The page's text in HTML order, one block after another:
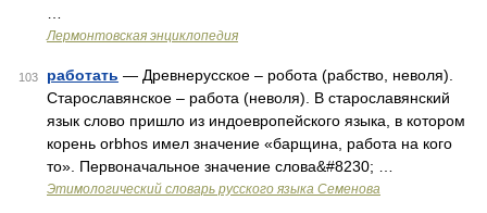
Лермонтовская энциклопедия
103 работать — Древнерусское – робота (рабство, неволя).
Старославянское – работа (неволя). В старославянский
язык слово пришло из индоевропейского языка, в котором
корень orbhos имел значение «барщина, работа на кого
то». Первоначальное значение слова&#8230; …
Этимологический словарь русского языка Семенова